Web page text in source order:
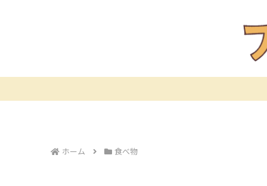
ホーム 食べ物